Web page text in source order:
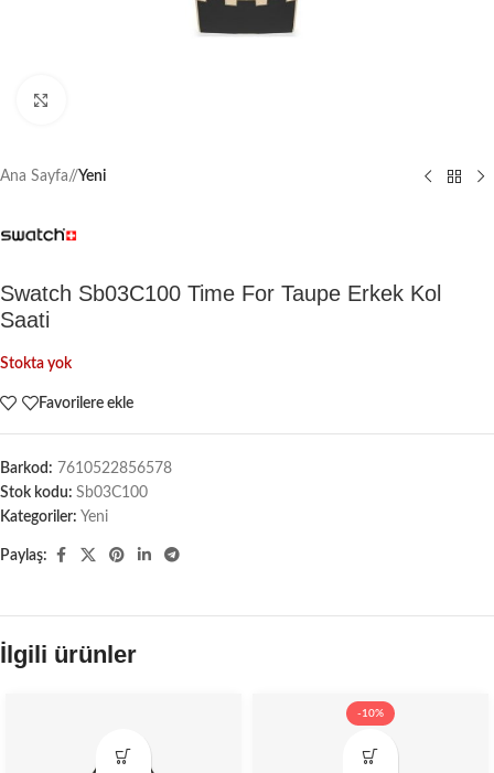
Ana Sayfa/ Yeni
Swatch Sb03C100 Time For Taupe Erkek Kol
Saati
Stokta yok
Favorilere ekle
Barkod: 7610522856578
Stok kodu: Sb03C100
Kategoriler: Yeni
Paylaş:
İlgili ürünler
-10%